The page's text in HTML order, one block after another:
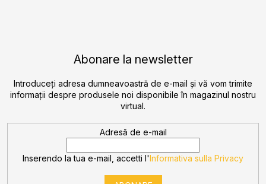
Abonare la newsletter
Introduceţi adresa dumneavoastră de e-mail şi vă vom trimite
informaţii despre produsele noi disponibile în magazinul nostru
virtual.
Adresă de e-mail
Inserendo la tua e-mail, accetti l'Informativa sulla Privacy